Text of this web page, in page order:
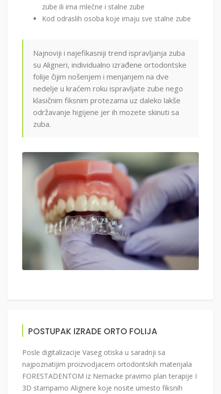
zube ili ima mlečne i stalne zube
Kod odraslih osoba koje imaju sve stalne zube
Najnoviji i najefikasniji trend ispravljanja zuba
su Aligneri, individualno izrađene ortodontske
folije čijim nošenjem i menjanjem na dve
nedelje u kraćem roku ispravljate zube nego
klasičnim fiksnim protezama uz daleko lakše
održavanje higijene jer ih mozete skinuti sa
zuba.
POSTUPAK IZRADE ORTO FOLIJA
Posle digitalizacije Vaseg otiska u saradnji sa
najpoznatijim proizvodjacem ortodontskih materijala
FORESTADENTOM iz Nemacke pravimo plan terapije I
3D stampamo Alignere koje nosite umesto fiksnih